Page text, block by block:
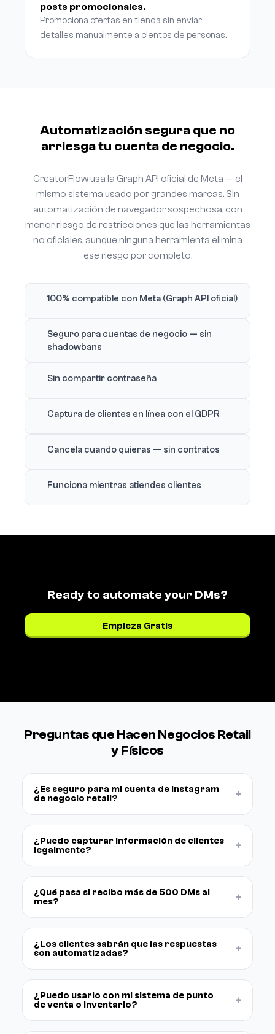
posts promocionales.
Promociona ofertas en tienda sin enviar
detalles manualmente a cientos de personas.
Automatización segura que no
arriesga tu cuenta de negocio.
CreatorFlow usa la Graph API oficial de Meta — el
mismo sistema usado por grandes marcas. Sin
automatización de navegador sospechosa, con
menor riesgo de restricciones que las herramientas
no oficiales, aunque ninguna herramienta elimina
ese riesgo por completo.
100% compatible con Meta (Graph API oficial)
Seguro para cuentas de negocio — sin
shadowbans
Sin compartir contraseña
Captura de clientes en línea con el GDPR
Cancela cuando quieras — sin contratos
Funciona mientras atiendes clientes
Ready to automate your DMs?
Empieza Gratis
Preguntas que Hacen Negocios Retail
y Físicos
¿Es seguro para mi cuenta de Instagram
de negocio retail?
+
¿Puedo capturar información de clientes
legalmente?
+
¿Qué pasa si recibo más de 500 DMs al
mes?
+
¿Los clientes sabrán que las respuestas
son automatizadas?
+
¿Puedo usarlo con mi sistema de punto
de venta o inventario?
+